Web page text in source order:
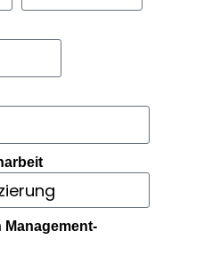
Management-